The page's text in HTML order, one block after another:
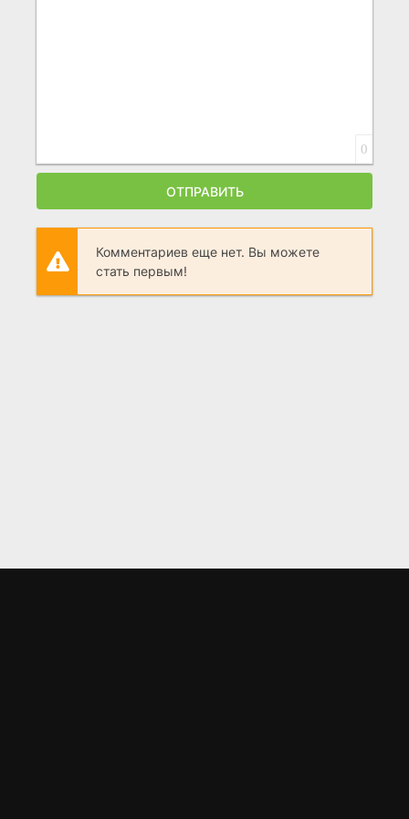
0
ОТПРАВИТЬ
Комментариев еще нет. Вы можете
стать первым!